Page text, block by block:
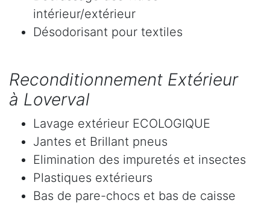
intérieur/extérieur
Désodorisant pour textiles
Reconditionnement Extérieur
à Loverval
Lavage extérieur ECOLOGIQUE
Jantes et Brillant pneus
Elimination des impuretés et insectes
Plastiques extérieurs
Bas de pare-chocs et bas de caisse